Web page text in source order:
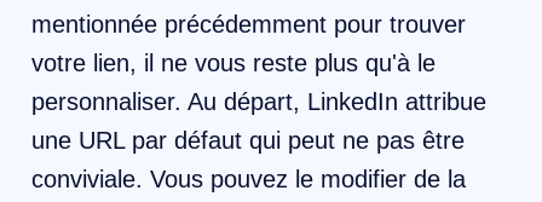
mentionnée précédemment pour trouver
votre lien, il ne vous reste plus qu'à le
personnaliser. Au départ, LinkedIn attribue
une URL par défaut qui peut ne pas être
conviviale. Vous pouvez le modifier de la